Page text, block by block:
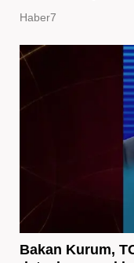
Haber7
Bakan Kurum,